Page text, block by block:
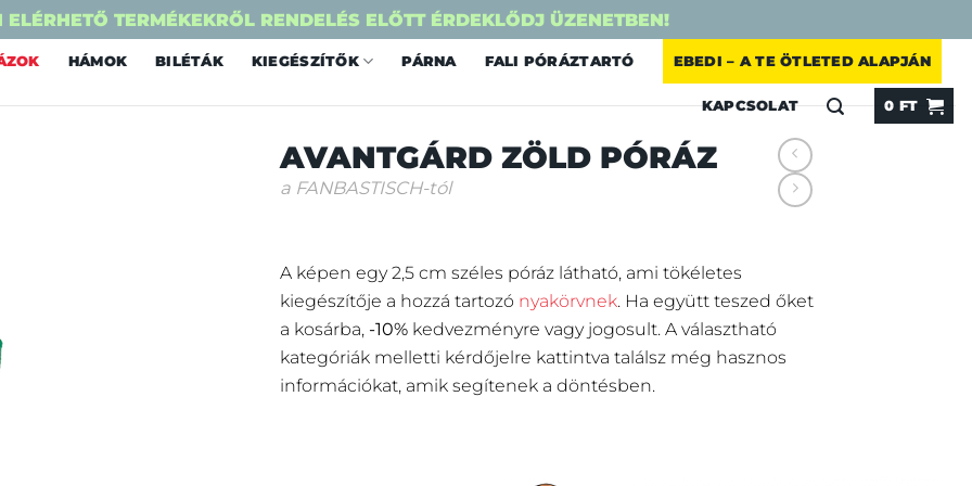
TERMÉKEKRŐL RENDELÉS ELŐTT ÉRDEKLŐDJ ÜZENETBEN!
HÁMOK BILÉTÁK KIEGÉSZÍTŐK PÁRNA FALI PÓRÁZTARTÓ EBEDI – A TE ÖTLETED ALAPJÁN
KAPCSOLAT 0 FT
AVANTGÁRD ZÖLD PÓRÁZ
a FANBASTISCH-tól
A képen egy 2,5 cm széles póráz látható, ami tökéletes
kiegészítője a hozzá tartozó nyakörvnek. Ha együtt teszed őket
a kosárba, -10%kedvezményre vagy jogosult. A választható
kategóriák melletti kérdőjelre kattintva találsz még hasznos
információkat, amik segítenek a döntésben.